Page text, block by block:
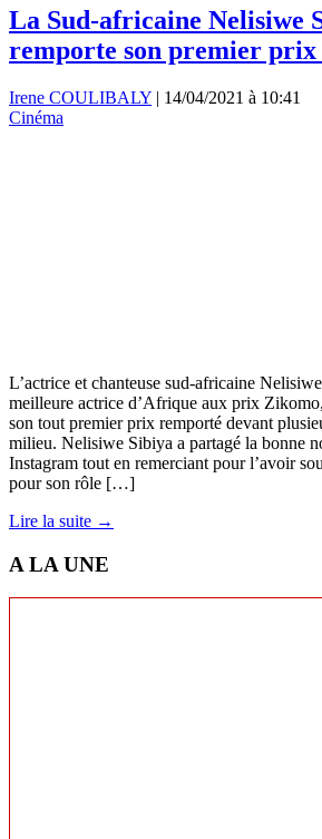
La Sud-africaine Nelisiwe
remporte son premier prix
Irene COULIBALY | 14/04/2021 à 10:41
Cinéma
L’actrice et chanteuse sud-africaine
meilleure actrice d’Afrique aux prix
son tout premier prix remporté devant
milieu. Nelisiwe Sibiya a partagé la bonne
Instagram tout en remerciant pour l’avoir
pour son rôle […]
Lire la suite →
A LA UNE